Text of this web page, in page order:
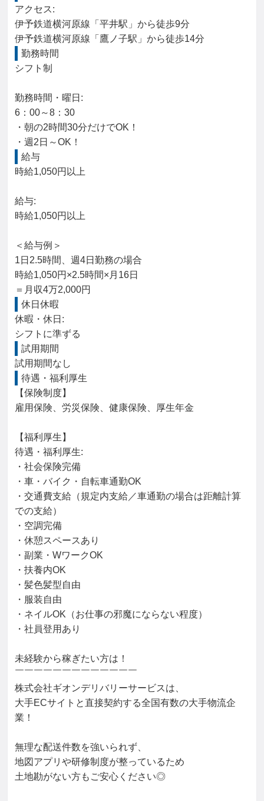
アクセス:
伊予鉄道横河原線「平井駅」から徒歩9分
伊予鉄道横河原線「鷹ノ子駅」から徒歩14分
勤務時間
シフト制
勤務時間・曜日:
6：00～8：30
・朝の2時間30分だけでOK！
・週2日～OK！
給与
時給1,050円以上
給与:
時給1,050円以上
＜給与例＞
1日2.5時間、週4日勤務の場合
時給1,050円×2.5時間×月16日
＝月収4万2,000円
休日休暇
休暇・休日:
シフトに準ずる
試用期間
試用期間なし
待遇・福利厚生
【保険制度】
雇用保険、労災保険、健康保険、厚生年金
【福利厚生】
待遇・福利厚生:
・社会保険完備
・車・バイク・自転車通勤OK
・交通費支給（規定内支給／車通勤の場合は距離計算
での支給）
・空調完備
・休憩スペースあり
・副業・WワークOK
・扶養内OK
・髪色髪型自由
・服装自由
・ネイルOK（お仕事の邪魔にならない程度）
・社員登用あり
未経験から稼ぎたい方は！
￣￣￣￣￣￣￣￣￣￣￣￣￣
株式会社ギオンデリバリーサービスは、
大手ECサイトと直接契約する全国有数の大手物流企
業！
無理な配送件数を強いられず、
地図アプリや研修制度が整っているため
土地勘がない方もご安心ください◎